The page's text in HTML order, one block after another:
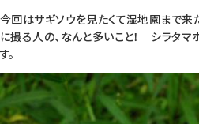
今回はサギソウを見たくて湿地園まで来
に撮る人の、なんと多いこと！ シラタ
す。